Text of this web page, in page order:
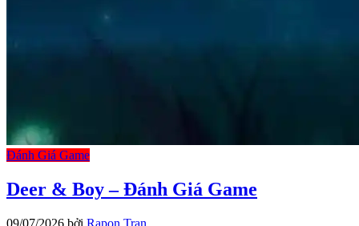
Đánh Giá Game
Deer & Boy – Đánh Giá Game